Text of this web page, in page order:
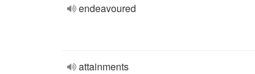
endeavoured
attainments